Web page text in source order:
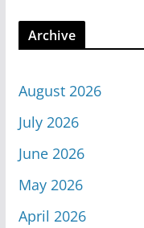
Archive
August 2026
July 2026
June 2026
May 2026
April 2026